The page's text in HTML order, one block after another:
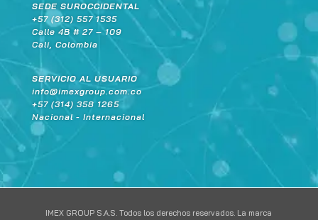
SEDE SUROCCIDENTAL
+57 (312) 557 1535
Calle 4B # 27 – 109
Cali, Colombia
SERVICIO AL USUARIO
info@imexgroup.com.co
+57 (314) 358 1265
Nacional - Internacional
IMEX GROUP S.A.S. Todos los derechos reservados. La marca